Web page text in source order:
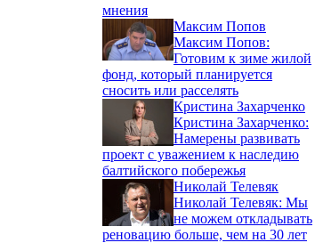
мнения
Максим Попов
Максим Попов:
Готовим к зиме жилой
фонд, который планируется
сносить или расселять
Кристина Захарченко
Кристина Захарченко:
Намерены развивать
проект с уважением к наследию
балтийского побережья
Николай Телевяк
Николай Телевяк: Мы
не можем откладывать
реновацию больше, чем на 30 лет